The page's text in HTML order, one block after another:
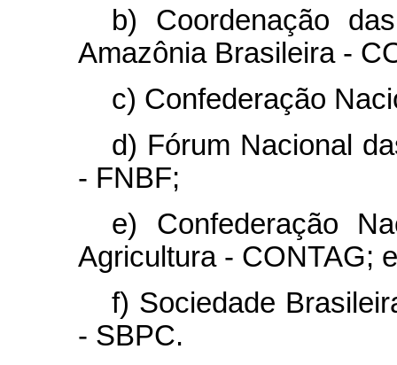
b) Coordenação
Amazônia Brasileira -
c) Confederação
d) Fórum Nacional
- FNBF;
e) Confederação
Agricultura - CONTAG; e
f) Sociedade
- SBPC.